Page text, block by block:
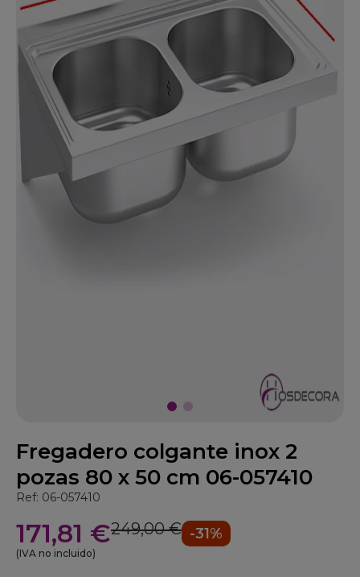
Fregadero colgante inox 2
pozas 80 x 50 cm 06-057410
Ref: 06-057410
171,81 €249,00 € -31%
(IVA no incluido)